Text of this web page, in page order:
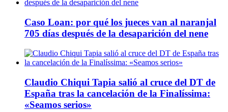
Caso Loan: por qué los jueces van al naranjal
705 días después de la desaparición del nene
Claudio Chiqui Tapia salió al cruce del DT de
España tras la cancelación de la Finalíssima:
«Seamos serios»